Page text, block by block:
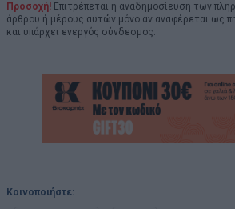
Προσοχή! Επιτρέπεται η αναδημοσίευση των
άρθρου ή μέρους αυτών μόνο αν αναφέρεται ως
και υπάρχει ενεργός σύνδεσμος.
Κοινοποιήστε: